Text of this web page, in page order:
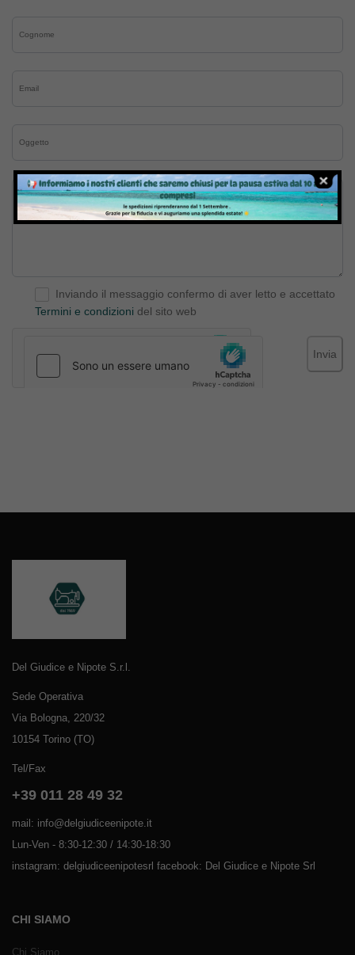
Inviando il messaggio confermo di aver letto e accettato
Termini e condizioni del sito web
Invia
Del Giudice e Nipote S.r.l.
Sede Operativa
Via Bologna, 220/32
10154 Torino (TO)
Tel/Fax
+39 011 28 49 32
mail: info@delgiudiceenipote.it
Lun-Ven - 8:30-12:30 / 14:30-18:30
instagram: delgiudiceenipotesrl facebook: Del Giudice e Nipote Srl
CHI SIAMO
Chi Siamo